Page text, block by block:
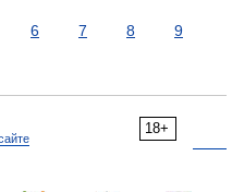
6 7 8
9
18+